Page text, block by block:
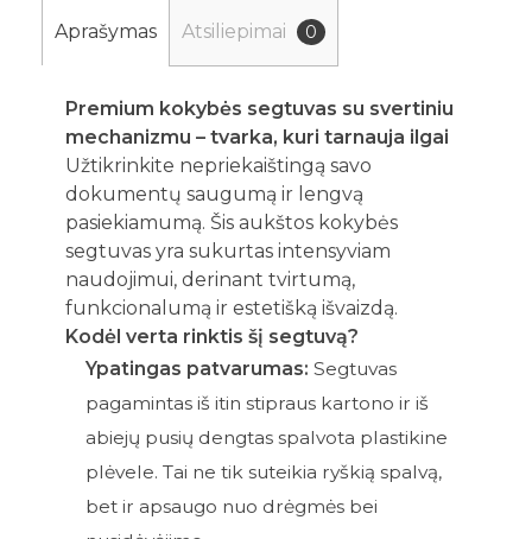
Aprašymas Atsiliepimai 0
Premium kokybės segtuvas su svertiniu
mechanizmu – tvarka, kuri tarnauja ilgai
Užtikrinkite nepriekaištingą savo
dokumentų saugumą ir lengvą
pasiekiamumą. Šis aukštos kokybės
segtuvas yra sukurtas intensyviam
naudojimui, derinant tvirtumą,
funkcionalumą ir estetišką išvaizdą.
Kodėl verta rinktis šį segtuvą?
Ypatingas patvarumas: Segtuvas
pagamintas iš itin stipraus kartono ir iš
abiejų pusių dengtas spalvota plastikine
plėvele. Tai ne tik suteikia ryškią spalvą,
bet ir apsaugo nuo drėgmės bei